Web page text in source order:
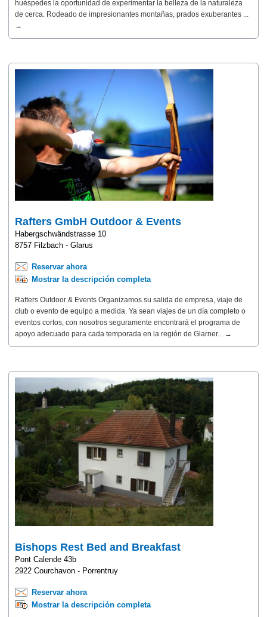
huéspedes la oportunidad de experimentar la belleza de la naturaleza
de cerca. Rodeado de impresionantes montañas, prados exuberantes ...
→
Rafters GmbH Outdoor & Events
Habergschwändstrasse 10
8757 Filzbach - Glarus
Reservar ahora
Mostrar la descripción completa
Rafters Outdoor & Events Organizamos su salida de empresa, viaje de
club o evento de equipo a medida. Ya sean viajes de un día completo o
eventos cortos, con nosotros seguramente encontrará el programa de
apoyo adecuado para cada temporada en la región de Glarner... →
Bishops Rest Bed and Breakfast
Pont Calende 43b
2922 Courchavon - Porrentruy
Reservar ahora
Mostrar la descripción completa